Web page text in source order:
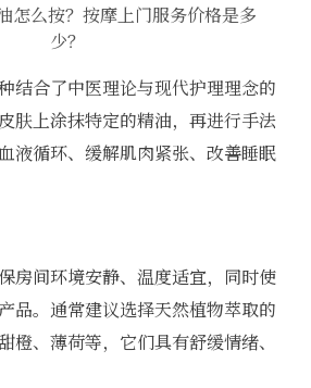
怎么按？按摩上门服务价格是多
少？
结合了中医理论与现代护理理念的
肤上涂抹特定的精油，再进行手法
液循环、缓解肌肉紧张、改善睡眠
房间环境安静、温度适宜，同时使
品。通常建议选择天然植物萃取的
橙、薄荷等，它们具有舒缓情绪、